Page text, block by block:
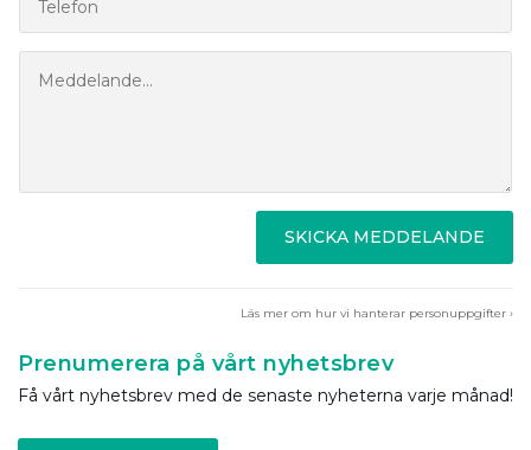
SKICKA MEDDELANDE
Läs mer om hur vi hanterar personuppgifter ›
Prenumerera på vårt nyhetsbrev
Få vårt nyhetsbrev med de senaste nyheterna varje månad!